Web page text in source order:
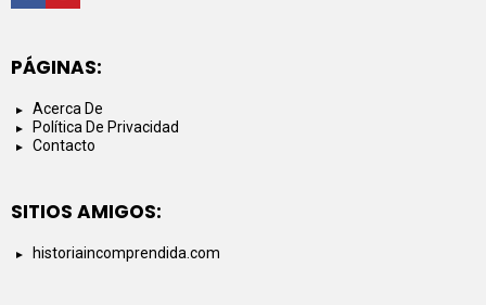
PÁGINAS:
Acerca De
Política De Privacidad
Contacto
SITIOS AMIGOS:
historiaincomprendida.com